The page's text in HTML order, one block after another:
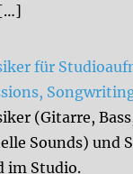
für
(Gitarre,
Sounds) und
im Studio.